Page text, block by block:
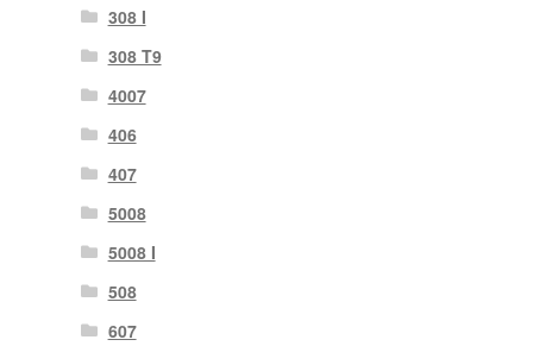
308 Ι
308 Τ9
4007
406
407
5008
5008 Ι
508
607